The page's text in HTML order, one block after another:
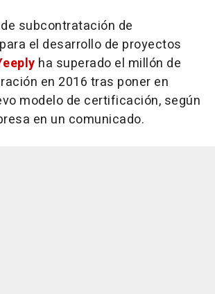
subcontratación de
el desarrollo de proyectos
ha superado el millón de
en 2016 tras poner en
modelo de certificación, según
en un comunicado.